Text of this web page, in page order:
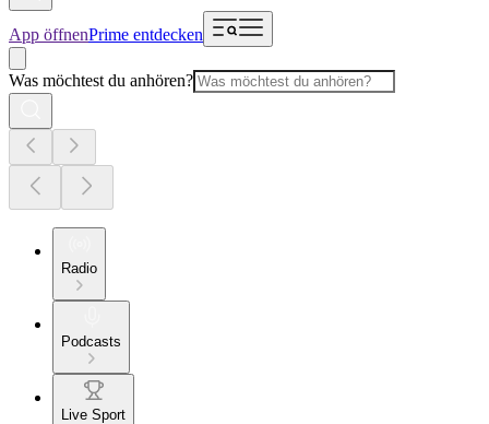
App öffnenPrime entdecken
Was möchtest du anhören?
Radio
Podcasts
Live Sport